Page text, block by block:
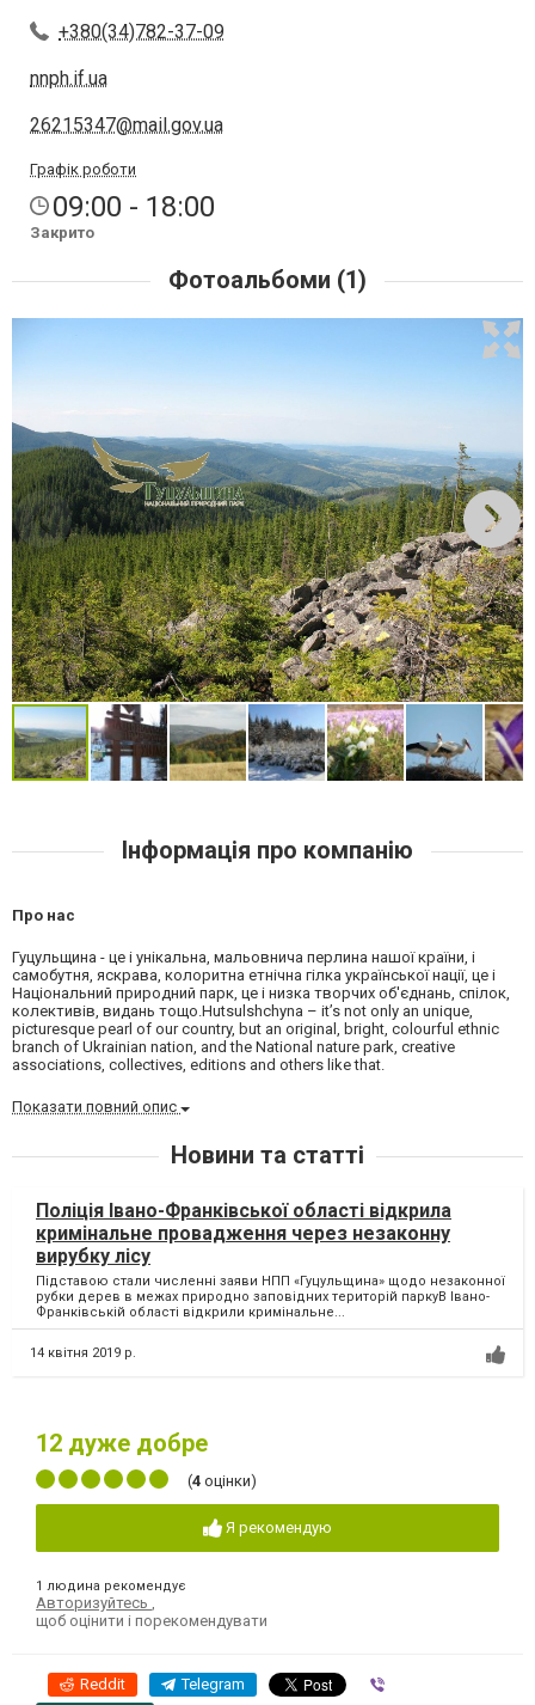
+380(34)782-37-09
nnph.if.ua
26215347@mail.gov.ua
Графік роботи
09:00 - 18:00
Закрито
Фотоальбоми (1)
Інформація про компанію
Про нас
Гуцульщина - це і унікальна, мальовнича перлина нашої країни, і
самобутня, яскрава, колоритна етнічна гілка української нації, це і
Національний природний парк, це і низка творчих об'єднань, спілок,
колективів, видань тощо.Hutsulshchyna – it’s not only an unique,
picturesque pearl of our country, but an original, bright, colourful ethnic
branch of Ukrainian nation, and the National nature park, creative
associations, collectives, editions and others like that.
Показати повний опис
Новини та статті
Поліція Івано-Франківської області відкрила
кримінальне провадження через незаконну
вирубку лісу
Підставою стали численні заяви НПП «Гуцульщина» щодо незаконної
рубки дерев в межах природно заповідних територій паркуВ Івано-
Франківській області відкрили кримінальне...
14 квітня 2019 р.
12 дуже добре
(4 оцінки)
Я рекомендую
1 людина рекомендує
Авторизуйтесь ,
щоб оцінити і порекомендувати
Reddit Telegram